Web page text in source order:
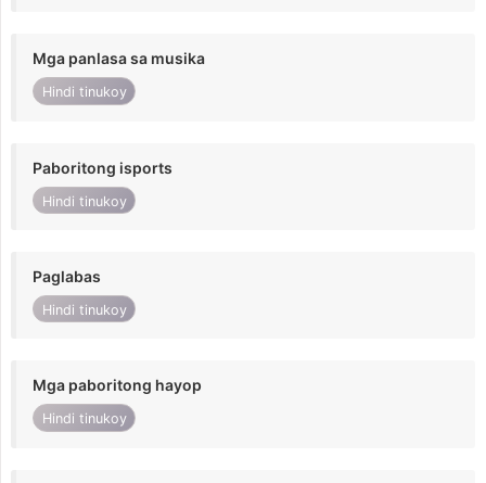
Mga panlasa sa musika
Hindi tinukoy
Paboritong isports
Hindi tinukoy
Paglabas
Hindi tinukoy
Mga paboritong hayop
Hindi tinukoy